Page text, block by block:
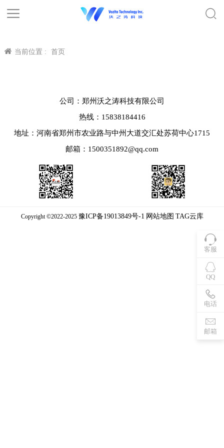
当前位置 : 首页
客服
QQ
电话
邮箱
公司：郑州沃之涛科技有限公司
热线：15838184416
地址：河南省郑州市农业路与中州大道交汇处苏荷中心1715
邮箱：1500351892@qq.com
Copyright ©2022-2025 豫ICP备19013849号-1 网站地图 TAG云库